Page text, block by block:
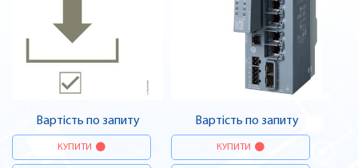
Вартість по запиту
КУПИТИ
Вартість по запиту
КУПИТИ